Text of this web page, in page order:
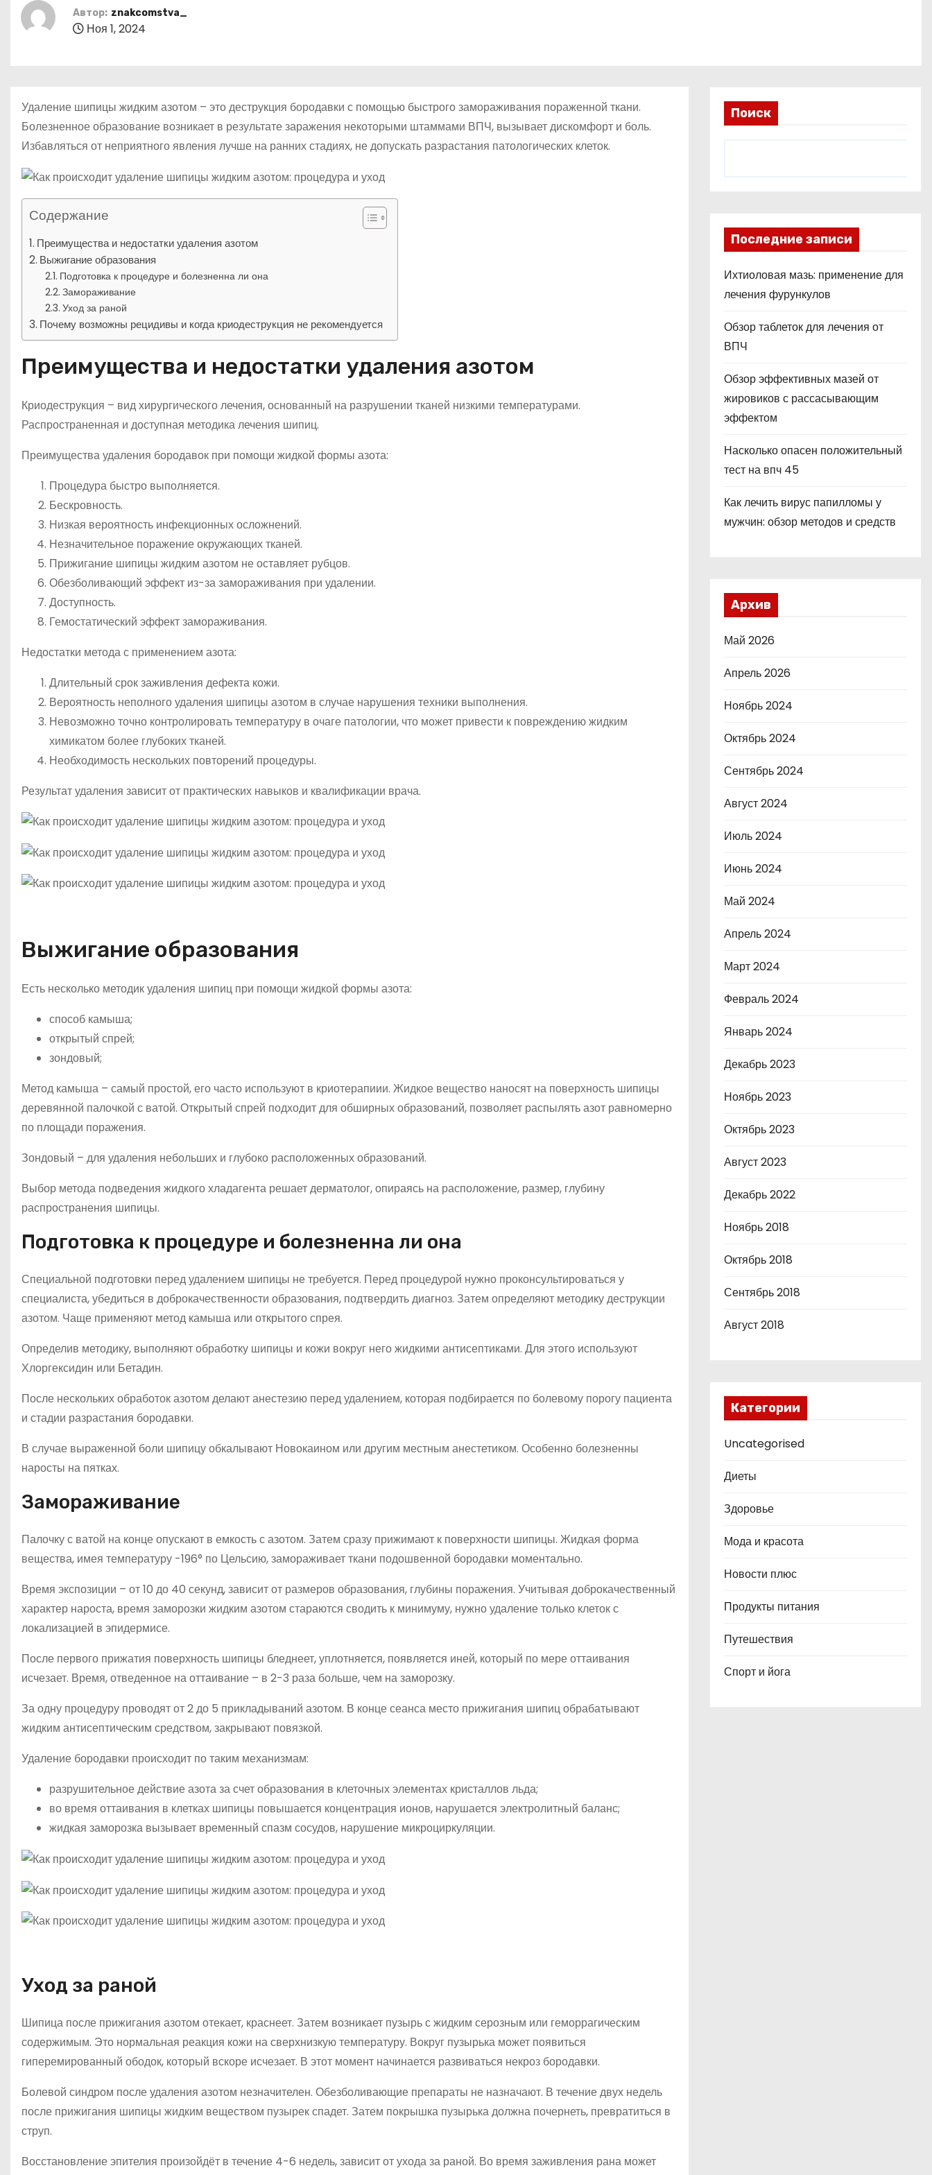
Автор: znakcomstva_
Ноя 1, 2024
Удаление шипицы жидким азотом – это деструкция бородавки с помощью быстрого замораживания пораженной ткани.
Болезненное образование возникает в результате заражения некоторыми штаммами ВПЧ, вызывает дискомфорт и боль.
Избавляться от неприятного явления лучше на ранних стадиях, не допускать разрастания патологических клеток.
Содержание
Преимущества и недостатки удаления азотом
Выжигание образования
Подготовка к процедуре и болезненна ли она
Замораживание
Уход за раной
Почему возможны рецидивы и когда криодеструкция не рекомендуется
Преимущества и недостатки удаления азотом
Криодеструкция – вид хирургического лечения, основанный на разрушении тканей низкими температурами.
Распространенная и доступная методика лечения шипиц.
Преимущества удаления бородавок при помощи жидкой формы азота:
Процедура быстро выполняется.
Бескровность.
Низкая вероятность инфекционных осложнений.
Незначительное поражение окружающих тканей.
Прижигание шипицы жидким азотом не оставляет рубцов.
Обезболивающий эффект из-за замораживания при удалении.
Доступность.
Гемостатический эффект замораживания.
Недостатки метода с применением азота:
Длительный срок заживления дефекта кожи.
Вероятность неполного удаления шипицы азотом в случае нарушения техники выполнения.
Невозможно точно контролировать температуру в очаге патологии, что может привести к повреждению жидким
химикатом более глубоких тканей.
Необходимость нескольких повторений процедуры.
Результат удаления зависит от практических навыков и квалификации врача.
Выжигание образования
Есть несколько методик удаления шипиц при помощи жидкой формы азота:
способ камыша;
открытый спрей;
зондовый;
Метод камыша – самый простой, его часто используют в криотерапиии. Жидкое вещество наносят на поверхность шипицы
деревянной палочкой с ватой. Открытый спрей подходит для обширных образований, позволяет распылять азот равномерно
по площади поражения.
Зондовый – для удаления небольших и глубоко расположенных образований.
Выбор метода подведения жидкого хладагента решает дерматолог, опираясь на расположение, размер, глубину
распространения шипицы.
Подготовка к процедуре и болезненна ли она
Специальной подготовки перед удалением шипицы не требуется. Перед процедурой нужно проконсультироваться у
специалиста, убедиться в доброкачественности образования, подтвердить диагноз. Затем определяют методику деструкции
азотом. Чаще применяют метод камыша или открытого спрея.
Определив методику, выполняют обработку шипицы и кожи вокруг него жидкими антисептиками. Для этого используют
Хлоргексидин или Бетадин.
После нескольких обработок азотом делают анестезию перед удалением, которая подбирается по болевому порогу пациента
и стадии разрастания бородавки.
В случае выраженной боли шипицу обкалывают Новокаином или другим местным анестетиком. Особенно болезненны
наросты на пятках.
Замораживание
Палочку с ватой на конце опускают в емкость с азотом. Затем сразу прижимают к поверхности шипицы. Жидкая форма
вещества, имея температуру -196° по Цельсию, замораживает ткани подошвенной бородавки моментально.
Время экспозиции – от 10 до 40 секунд, зависит от размеров образования, глубины поражения. Учитывая доброкачественный
характер нароста, время заморозки жидким азотом стараются сводить к минимуму, нужно удаление только клеток с
локализацией в эпидермисе.
После первого прижатия поверхность шипицы бледнеет, уплотняется, появляется иней, который по мере оттаивания
исчезает. Время, отведенное на оттаивание – в 2-3 раза больше, чем на заморозку.
За одну процедуру проводят от 2 до 5 прикладываний азотом. В конце сеанса место прижигания шипиц обрабатывают
жидким антисептическим средством, закрывают повязкой.
Удаление бородавки происходит по таким механизмам:
разрушительное действие азота за счет образования в клеточных элементах кристаллов льда;
во время оттаивания в клетках шипицы повышается концентрация ионов, нарушается электролитный баланс;
жидкая заморозка вызывает временный спазм сосудов, нарушение микроциркуляции.
Уход за раной
Шипица после прижигания азотом отекает, краснеет. Затем возникает пузырь с жидким серозным или геморрагическим
содержимым. Это нормальная реакция кожи на сверхнизкую температуру. Вокруг пузырька может появиться
гиперемированный ободок, который вскоре исчезает. В этот момент начинается развиваться некроз бородавки.
Болевой синдром после удаления азотом незначителен. Обезболивающие препараты не назначают. В течение двух недель
после прижигания шипицы жидким веществом пузырек спадет. Затем покрышка пузырька должна почернеть, превратиться в
струп.
Восстановление эпителия произойдёт в течение 4-6 недель, зависит от ухода за раной. Во время заживления рана может
Поиск
Последние записи
Ихтиоловая мазь: применение для
лечения фурункулов
Обзор таблеток для лечения от
ВПЧ
Обзор эффективных мазей от
жировиков с рассасывающим
эффектом
Насколько опасен положительный
тест на впч 45
Как лечить вирус папилломы у
мужчин: обзор методов и средств
Архив
Май 2026
Апрель 2026
Ноябрь 2024
Октябрь 2024
Сентябрь 2024
Август 2024
Июль 2024
Июнь 2024
Май 2024
Апрель 2024
Март 2024
Февраль 2024
Январь 2024
Декабрь 2023
Ноябрь 2023
Октябрь 2023
Август 2023
Декабрь 2022
Ноябрь 2018
Октябрь 2018
Сентябрь 2018
Август 2018
Категории
Uncategorised
Диеты
Здоровье
Мода и красота
Новости плюс
Продукты питания
Путешествия
Спорт и йога